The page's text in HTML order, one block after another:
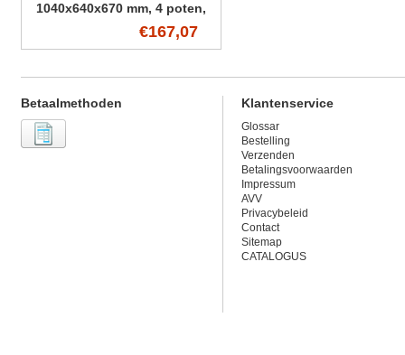
1040x640x670 mm, 4 poten,
€167,07
Betaalmethoden Klantenservice
Glossar
Bestelling
Verzenden
Betalingsvoorwaarden
Impressum
AVV
Privacybeleid
Contact
Sitemap
CATALOGUS